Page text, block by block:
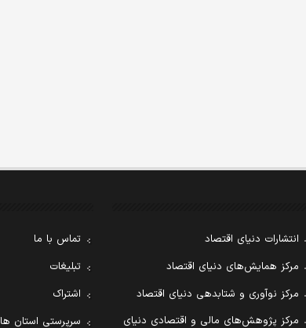
انتشارات دنیای اقتصاد
مرکز همایش‌های دنیای اقتصاد
مرکز نوآوری و شتابدهی دنیای اقتصاد
مرکز پژوهش‌های مالی و اقتصادی دنیای
تماس با ما
تبلیغات
اشتراک
سرپرستی استان ها